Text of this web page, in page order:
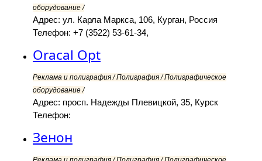
оборудование /
Адрес: ул. Карла Маркса, 106, Курган, Россия
Телефон: +7 (3522) 53-61-34,
Oracal Opt
Реклама и полиграфия / Полиграфия / Полиграфическое
оборудование /
Адрес: просп. Надежды Плевицкой, 35, Курск
Телефон:
Зенон